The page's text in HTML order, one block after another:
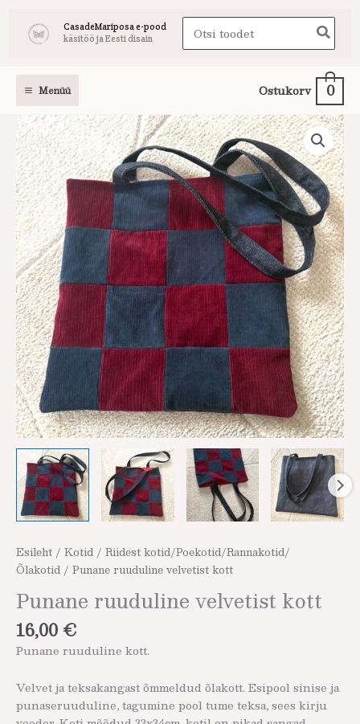
CasadeMariposa e-pood
käsitöö ja Eesti disain
Search
for:
Menüü Ostukorv 0
Esileht / Kotid / Riidest kotid/Poekotid/Rannakotid/
Õlakotid / Punane ruuduline velvetist kott
Punane ruuduline velvetist kott
16,00 €
Punane ruuduline kott.
Velvet ja teksakangast õmmeldud õlakott. Esipool sinise ja
punaseruuduline, tagumine pool tume teksa, sees kirju
Punane
ruuduline
velvetist
kott
kogus